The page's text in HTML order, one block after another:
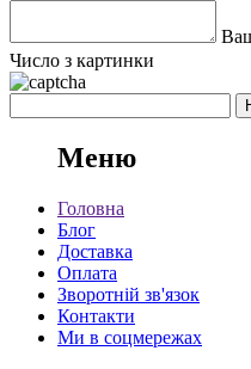
Число з картинки
Меню
Головна
Блог
Доставка
Оплата
Зворотній зв'язок
Контакти
Ми в соцмережах